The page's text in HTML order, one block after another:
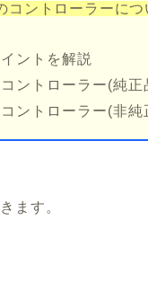
コントローラーにつ
ントを解説
ントローラー(純正
ントローラー(非
ます。